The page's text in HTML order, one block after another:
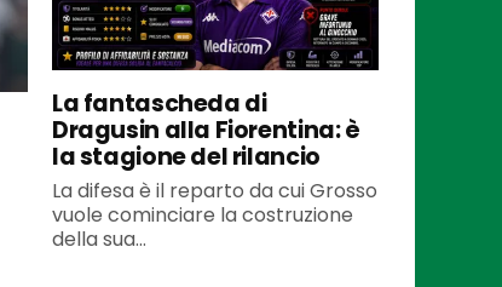
La fantascheda di
Dragusin alla Fiorentina: è
la stagione del rilancio
La difesa è il reparto da cui Grosso
vuole cominciare la costruzione
della sua...